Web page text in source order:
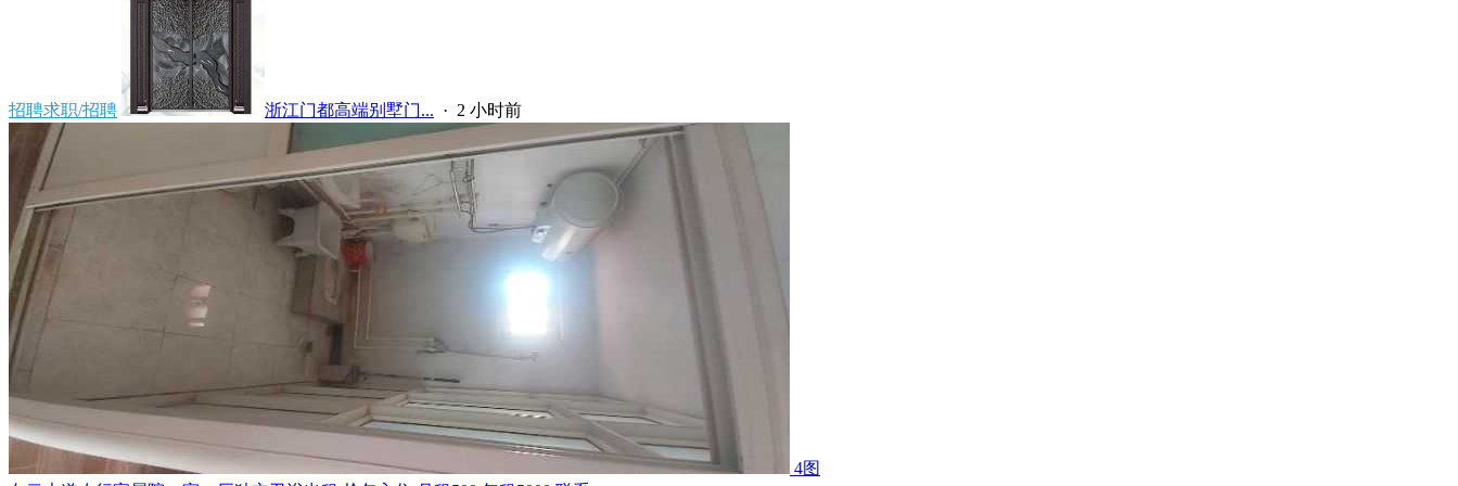
招聘求职/招聘 浙江门都高端别墅门... · 2 小时前
4图